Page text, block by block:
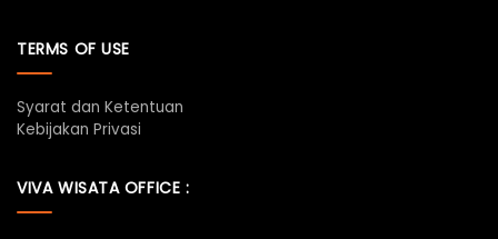
TERMS OF USE
Syarat dan Ketentuan
Kebijakan Privasi
VIVA WISATA OFFICE :